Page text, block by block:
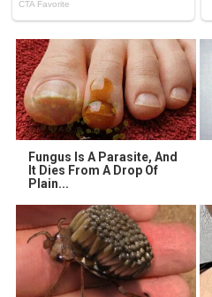
Fungus Is A Parasite, And
It Dies From A Drop Of
Plain...